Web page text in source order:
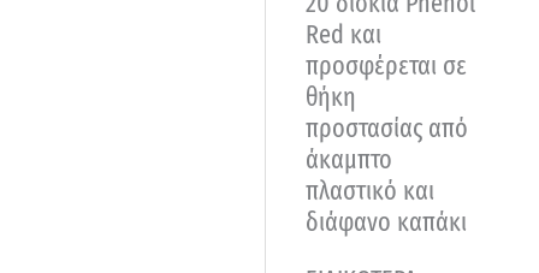
Red και
προσφέρεται σε
θήκη
προστασίας από
άκαμπτο
πλαστικό και
διάφανο καπάκι